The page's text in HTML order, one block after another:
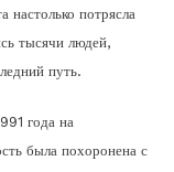
настолько потрясла
тысячи людей,
путь.
года на
была похоронена с